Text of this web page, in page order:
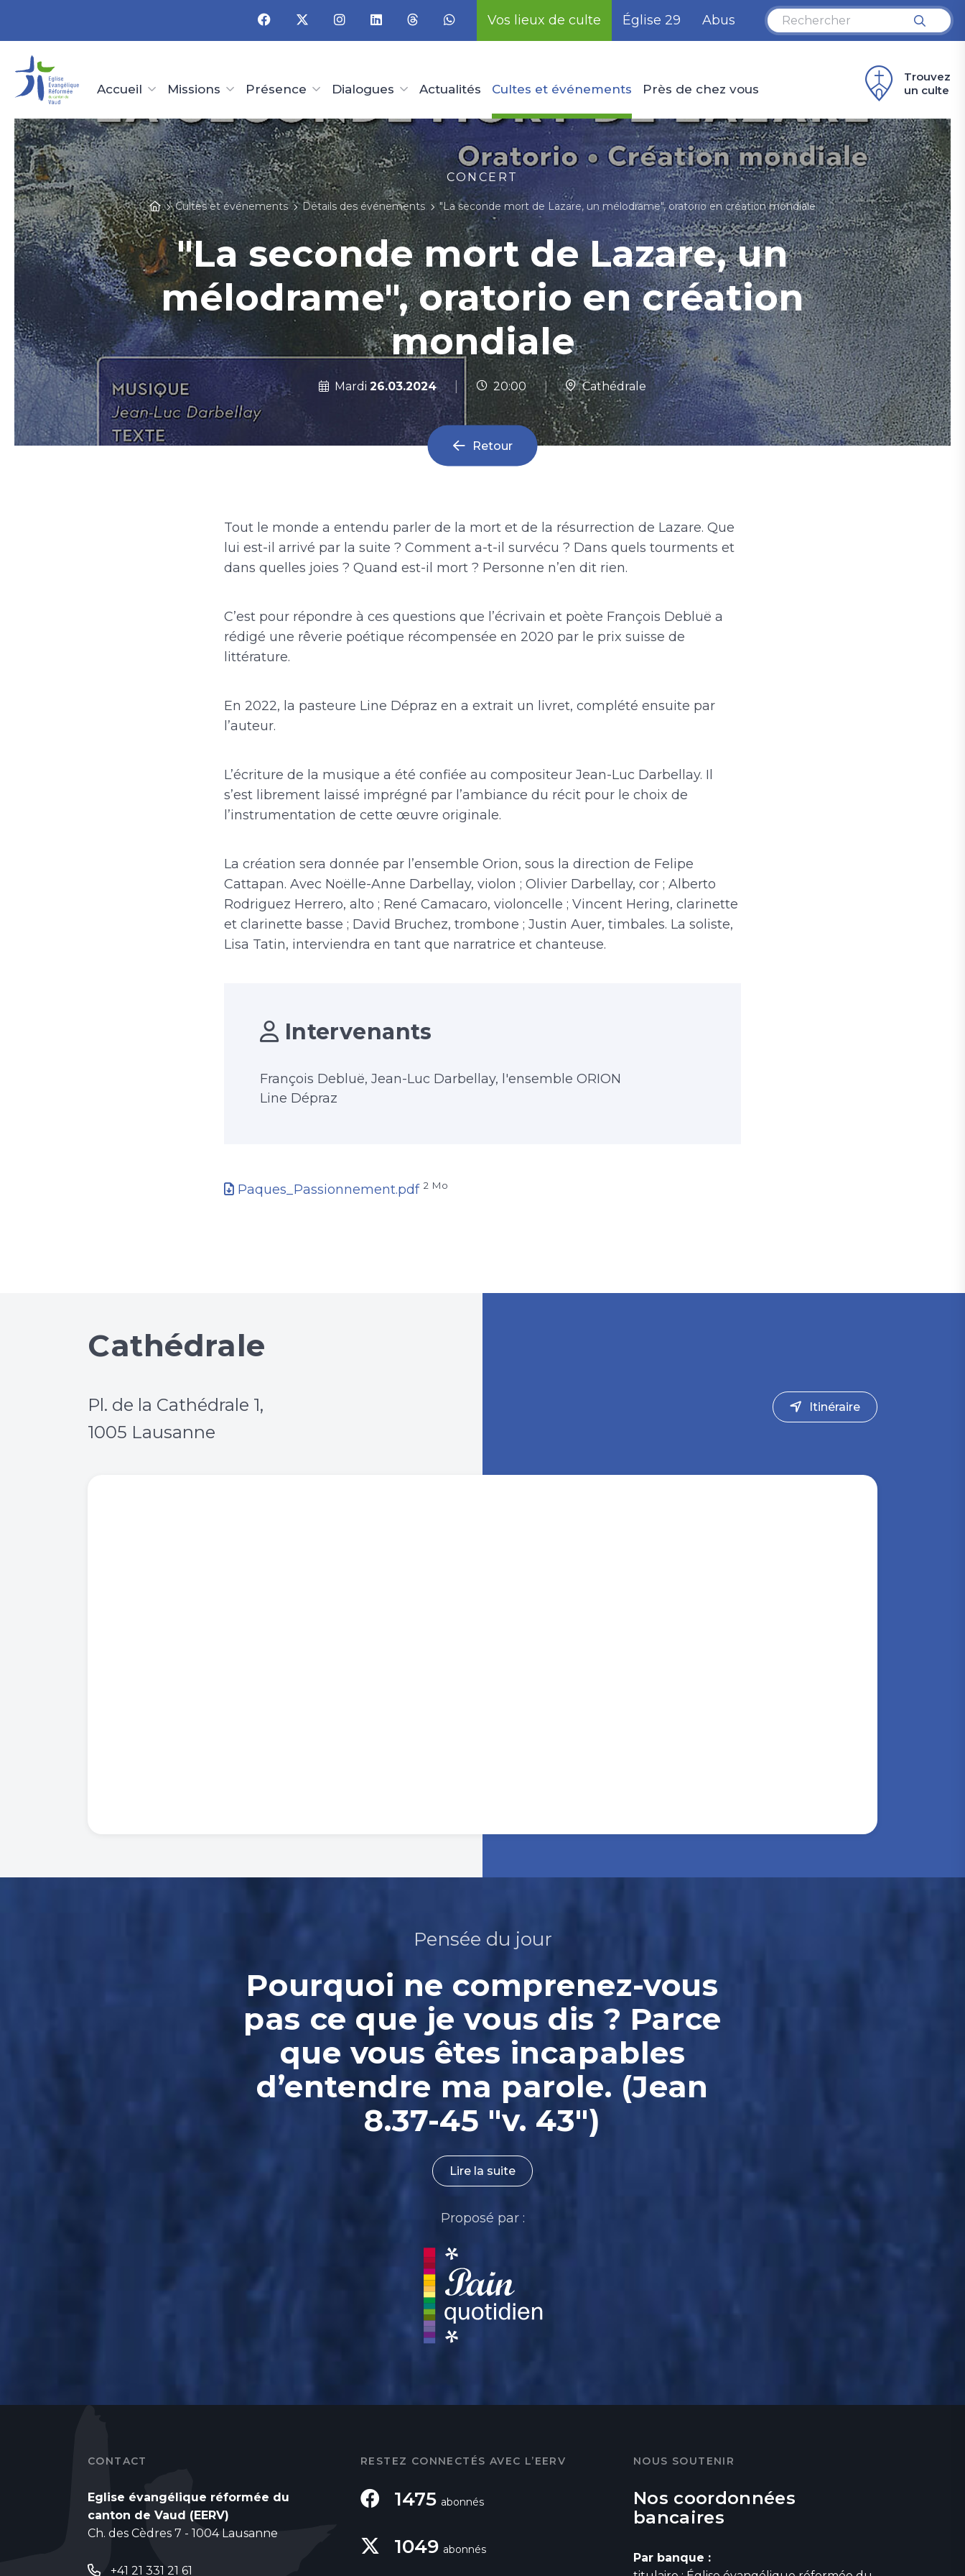
Vos lieux de culte Église 29 Abus
Accueil Missions Présence Dialogues Actualités Cultes et événements Près de chez vous
Trouvez
un culte
CONCERT
Cultes et événements Détails des événements "La seconde mort de Lazare, un mélodrame", oratorio en création mondiale
"La seconde mort de Lazare, un
mélodrame", oratorio en création
mondiale
Mardi 26.03.2024 20:00 | Cathédrale
Retour
Tout le monde a entendu parler de la mort et de la résurrection de Lazare. Que
lui est-il arrivé par la suite ? Comment a-t-il survécu ? Dans quels tourments et
dans quelles joies ? Quand est-il mort ? Personne n’en dit rien.
C’est pour répondre à ces questions que l’écrivain et poète François Debluë a
rédigé une rêverie poétique récompensée en 2020 par le prix suisse de
littérature.
En 2022, la pasteure Line Dépraz en a extrait un livret, complété ensuite par
l’auteur.
L’écriture de la musique a été confiée au compositeur Jean-Luc Darbellay. Il
s’est librement laissé imprégné par l’ambiance du récit pour le choix de
l’instrumentation de cette œuvre originale.
La création sera donnée par l’ensemble Orion, sous la direction de Felipe
Cattapan. Avec Noëlle-Anne Darbellay, violon ; Olivier Darbellay, cor ; Alberto
Rodriguez Herrero, alto ; René Camacaro, violoncelle ; Vincent Hering, clarinette
et clarinette basse ; David Bruchez, trombone ; Justin Auer, timbales. La soliste,
Lisa Tatin, interviendra en tant que narratrice et chanteuse.
Intervenants
François Debluë, Jean-Luc Darbellay, l'ensemble ORION
Line Dépraz
Paques_Passionnement.pdf 2 Mo
Cathédrale
Pl. de la Cathédrale 1,
1005 Lausanne
Itinéraire
Pensée du jour
Pourquoi ne comprenez-vous
pas ce que je vous dis ? Parce
que vous êtes incapables
d’entendre ma parole. (Jean
8.37-45 "v. 43")
Lire la suite
Proposé par :
CONTACT
Eglise évangélique réformée du
canton de Vaud (EERV)
Ch. des Cèdres 7 - 1004 Lausanne
+41 21 331 21 61
RESTEZ CONNECTÉS AVEC L’EERV
1475 abonnés
1049 abonnés
NOUS SOUTENIR
Nos coordonnées
bancaires
Par banque :